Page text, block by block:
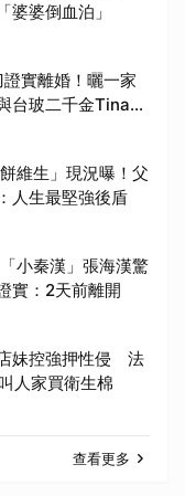
婆倒血泊」
實離婚！曬一家
台玻二千金Tina已
維生」現況曝！父
人生最堅強後盾
小秦漢」張海漢驚
實：2天前離開
妹控強押性侵 法
人家買衛生棉
查看更多